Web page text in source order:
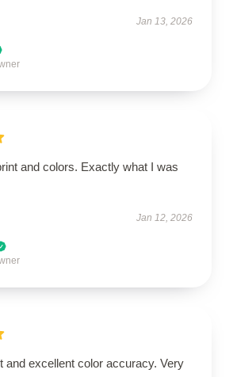
Jan 13, 2026
and colors. Exactly what I was
Jan 12, 2026
and excellent color accuracy. Very